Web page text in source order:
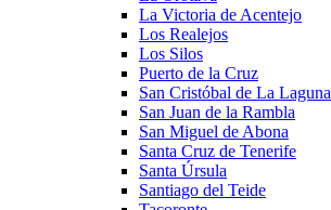
La Victoria de Acentejo
Los Realejos
Los Silos
Puerto de la Cruz
San Cristóbal de La Laguna
San Juan de la Rambla
San Miguel de Abona
Santa Cruz de Tenerife
Santa Úrsula
Santiago del Teide